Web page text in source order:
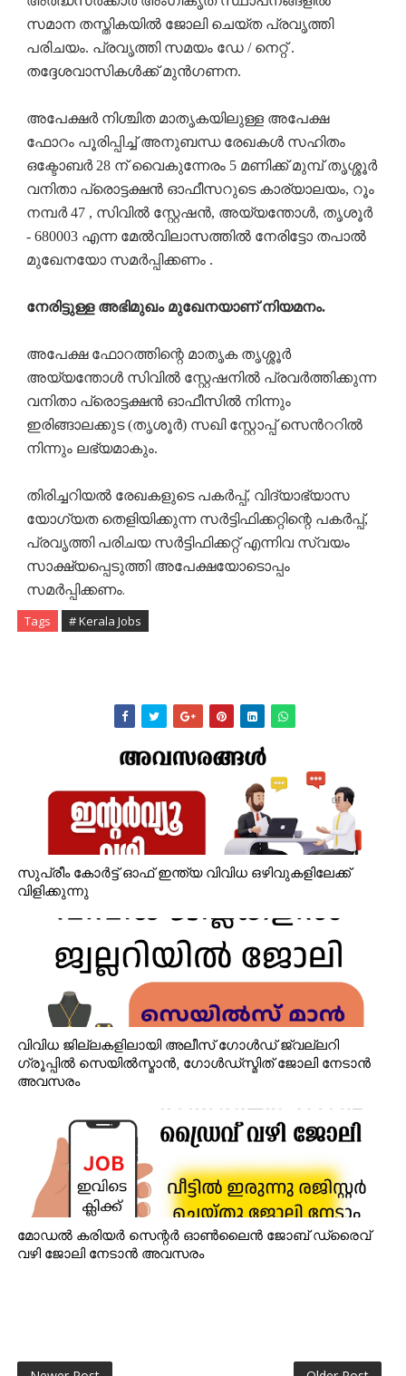
സമാന തസ്തികയിൽ ജോലി ചെയ്ത പ്രവൃത്തി
പരിചയം. പ്രവൃത്തി സമയം ഡേ / നെറ്റ് .
തദ്ദേശവാസികൾക്ക് മുൻഗണന.
അപേക്ഷർ നിശ്ചിത മാതൃകയിലുള്ള അപേക്ഷ
ഫോറം പൂരിപ്പിച്ച് അനുബന്ധ രേഖകൾ സഹിതം
ഒക്ടോബർ 28 ന് വൈകുന്നേരം 5 മണിക്ക് മുമ്പ് തൃശ്ശൂർ
വനിതാ പ്രൊട്ടക്ഷൻ ഓഫീസറുടെ കാര്യാലയം, റൂം
നമ്പർ 47 , സിവിൽ സ്റ്റേഷൻ, അയ്യന്തോൾ, തൃശൂർ
- 680003 എന്ന മേൽവിലാസത്തിൽ നേരിട്ടോ തപാൽ
മുഖേനയോ സമർപ്പിക്കണം .
നേരിട്ടുള്ള അഭിമുഖം മുഖേനയാണ് നിയമനം.
അപേക്ഷ ഫോറത്തിന്റെ മാതൃക തൃശ്ശൂർ
അയ്യന്തോൾ സിവിൽ സ്റ്റേഷനിൽ പ്രവർത്തിക്കുന്ന
വനിതാ പ്രൊട്ടക്ഷൻ ഓഫീസിൽ നിന്നും
ഇരിങ്ങാലക്കുട (തൃശൂർ) സഖി സ്റ്റോപ്പ് സെൻററിൽ
നിന്നും ലഭ്യമാകും.
തിരിച്ചറിയൽ രേഖകളുടെ പകർപ്പ്, വിദ്യാഭ്യാസ
യോഗ്യത തെളിയിക്കുന്ന സർട്ടിഫിക്കറ്റിന്റെ പകർപ്പ്,
പ്രവൃത്തി പരിചയ സർട്ടിഫിക്കറ്റ് എന്നിവ സ്വയം
സാക്ഷ്യപ്പെടുത്തി അപേക്ഷയോടൊപ്പം
സമർപ്പിക്കണം.
Tags # Kerala Jobs
സുപ്രീം കോർട്ട് ഓഫ് ഇന്ത്യ വിവിധ ഒഴിവുകളിലേക്ക്
വിളിക്കുന്നു
വിവിധ ജില്ലകളിലായി അലീസ് ഗോൾഡ് ജ്വല്ലറി
ഗ്രൂപ്പിൽ സെയിൽസ്മാൻ, ഗോൾഡ്‌സ്മിത് ജോലി നേടാൻ
അവസരം
മോഡൽ കരിയർ സെന്റർ ഓൺലൈൻ ജോബ് ഡ്രൈവ്
വഴി ജോലി നേടാൻ അവസരം